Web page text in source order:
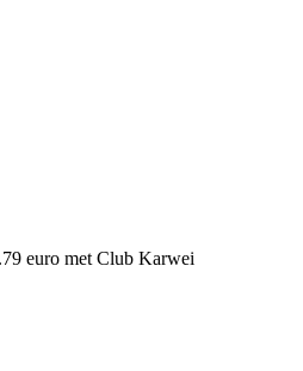
euro met Club Karwei